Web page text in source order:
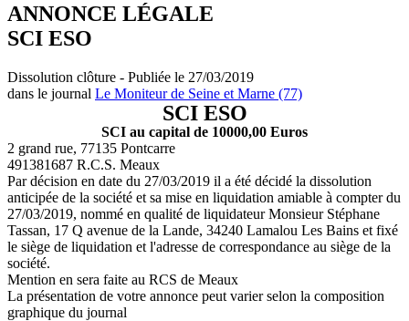
ANNONCE LÉGALE
SCI ESO
Dissolution clôture - Publiée le 27/03/2019
dans le journal Le Moniteur de Seine et Marne (77)
SCI ESO
SCI au capital de 10000,00 Euros
2 grand rue, 77135 Pontcarre
491381687 R.C.S. Meaux
Par décision en date du 27/03/2019 il a été décidé la dissolution
anticipée de la société et sa mise en liquidation amiable à compter du
27/03/2019, nommé en qualité de liquidateur Monsieur Stéphane
Tassan, 17 Q avenue de la Lande, 34240 Lamalou Les Bains et fixé
le siège de liquidation et l'adresse de correspondance au siège de la
société.
Mention en sera faite au RCS de Meaux
La présentation de votre annonce peut varier selon la composition
graphique du journal